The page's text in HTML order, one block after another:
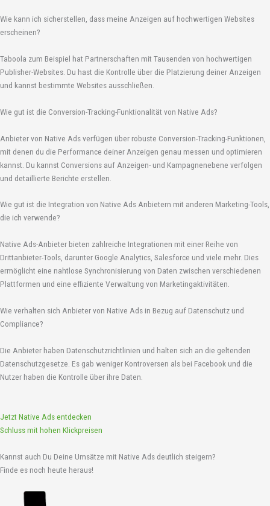
Wie kann ich sicherstellen, dass meine Anzeigen auf hochwertigen Websites
erscheinen?
Taboola zum Beispiel hat Partnerschaften mit Tausenden von hochwertigen
Publisher-Websites. Du hast die Kontrolle über die Platzierung deiner Anzeigen
und kannst bestimmte Websites ausschließen.
Wie gut ist die Conversion-Tracking-Funktionalität von Native Ads?
Anbieter von Native Ads verfügen über robuste Conversion-Tracking-Funktionen,
mit denen du die Performance deiner Anzeigen genau messen und optimieren
kannst. Du kannst Conversions auf Anzeigen- und Kampagnenebene verfolgen
und detaillierte Berichte erstellen.
Wie gut ist die Integration von Native Ads Anbietern mit anderen Marketing-Tools,
die ich verwende?
Native Ads-Anbieter bieten zahlreiche Integrationen mit einer Reihe von
Drittanbieter-Tools, darunter Google Analytics, Salesforce und viele mehr. Dies
ermöglicht eine nahtlose Synchronisierung von Daten zwischen verschiedenen
Plattformen und eine effiziente Verwaltung von Marketingaktivitäten.
Wie verhalten sich Anbieter von Native Ads in Bezug auf Datenschutz und
Compliance?
Die Anbieter haben Datenschutzrichtlinien und halten sich an die geltenden
Datenschutzgesetze. Es gab weniger Kontroversen als bei Facebook und die
Nutzer haben die Kontrolle über ihre Daten.
Jetzt Native Ads entdecken
Schluss mit hohen Klickpreisen
Kannst auch Du Deine Umsätze mit Native Ads deutlich steigern?
Finde es noch heute heraus!